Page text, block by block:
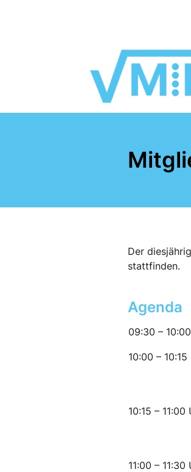
Der
stattfinden.
Agenda
09:30 –
10:00 – 10:15
10:15 – 11:00
11:00 – 11:30